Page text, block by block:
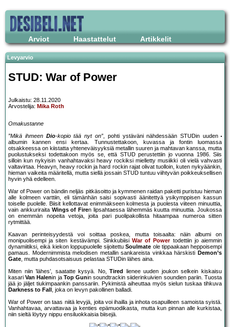
Arviot Haastattelut Artikkelit
Levyarvio
STUD: War of Power
Julkaistu: 28.11.2020
Arvostelija: Mika Roth
Omakustanne
”Mikä ihmeen Dio-kopio tää nyt on”, pohti ystäväni nähdessään STUDin uuden
albumin kannen ensi kertaa. Tunnustettakoon, kuvassa ja fontin luomassa
otsakkeessa on kiistatta yhteneväisyyksiä metallin suuren ja mahtavan kanssa, mutta
puolustukseksi todettakoon myös se, että STUD perustettiin jo vuonna 1986. Siis
silloin kun nykyisin vanhahtavaksi heavy rockiksi mielletty musiikki oli vielä vahvasti
valtavirtaa. Heavyn, heavy rockin ja hard rockin rajat olivat tuolloin, kuten nykyäänkin,
hieman vaikeita määritellä, mutta siellä jossain STUD tuntuu viihtyvän poikkeuksellisen
hyvin yhä edelleen.
War of Power on bändin neljäs pitkäsoitto ja kymmenen raidan paketti puristuu hieman
alle kolmeen varttiin, eli tämänhän saisi sopivasti äänitettyä ysikymppisen kassun
toiselle puolelle. Biisit kellottavat enimmäkseen kolmesta ja puolesta viiteen minuuttia,
vain ankkuriraita Wings of Firen lipsahtaessa lähemmäs kuutta minuuttia. Joukossa
on enemmän nopeita vetoja, joita pari puolipakollista hitaampaa numeroa sitten
rytmittää.
Kaavan perinteisyydestä voi soittaa poskea, mutta toisaalta: näin albumi on
monipuolisempi ja siten kestävämpi. Sinkkubiisi War of Powertodettiin jo aiemmin
dynamiitiksi, eikä kiekon loppupuolelle sijoitettuSoulmate ole tippaakaan heppoisempi
pamaus. Modernimmista melodisen metallin sankareista vinkkaa härskisti Demon’s
Gate, mutta puhdasotsaisuus pelastaa STUDin lähes aina.
Miten niin ’lähes’, saatatte kysyä. No,Tired
lienee uuden joukon selkein kiskaisu
kasariVan Halenin ja Top Gunin soundtrackin siiderinkuivien soundien pariin. Tuosta
jää jo jäljet tiukimpaankin panssariin. Pykimistä aiheuttaa myös sielun tuskaa tihkuva
Darkness to Fall , joka on levyn pakollinen balladi.
War of Power on taas niitä levyjä, joita voi ihailla ja inhota osapuilleen samoista syistä.
Vanhahtavaa, arvattavaa ja kenties epämuodikasta, mutta kun pinnan alle kurkistaa,
niin sieltä löytyy nippu ensiluokkaisia biisejä.